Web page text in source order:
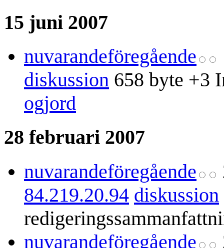
15 juni 2007
nuvarandeföregående
diskussion 658 byte +3
ogjord
28 februari 2007
nuvarandeföregående
84.219.20.94 diskussion
nuvarandeföregående